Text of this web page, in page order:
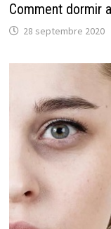
Comment dormir
28 septembre 2020